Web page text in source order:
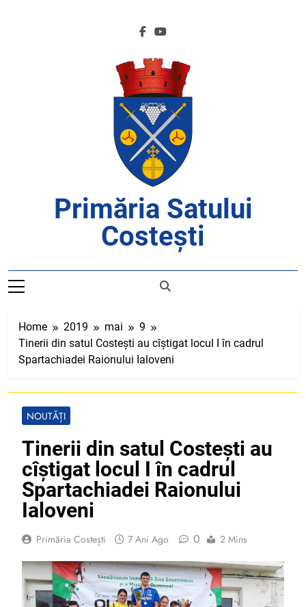
Primăria Satului
Costești
Home 2019 mai
9
Tinerii din satul Costești au cîștigat locul I în cadrul
Spartachiadei Raionului Ialoveni
NOUTĂȚI
Tinerii din satul Costești au
cîștigat locul I în cadrul
Spartachiadei Raionului
Ialoveni
Primăria Costești 7 Ani Ago 0 2 Mins